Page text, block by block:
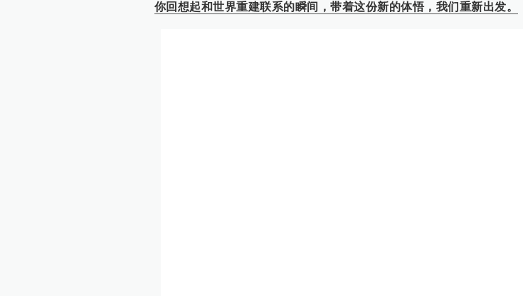
你回想起和世界重建联系的瞬间，带着这份新的体悟，我们重新出发。